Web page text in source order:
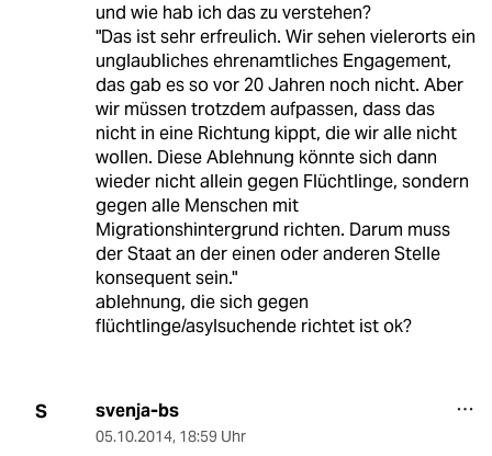
und wie hab ich das zu verstehen?
"Das ist sehr erfreulich. Wir sehen vielerorts ein
unglaubliches ehrenamtliches Engagement,
das gab es so vor 20 Jahren noch nicht. Aber
wir müssen trotzdem aufpassen, dass das
nicht in eine Richtung kippt, die wir alle nicht
wollen. Diese Ablehnung könnte sich dann
wieder nicht allein gegen Flüchtlinge, sondern
gegen alle Menschen mit
Migrationshintergrund richten. Darum muss
der Staat an der einen oder anderen Stelle
konsequent sein."
ablehnung, die sich gegen
flüchtlinge/asylsuchende richtet ist ok?
S svenja-bs
05.10.2014, 18:59 Uhr